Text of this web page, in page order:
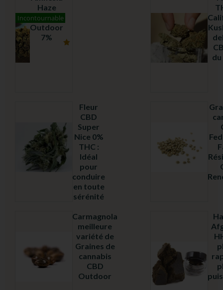
Incontournable
Haze
CBD
Outdoor
7%
du
Fleur
CBD
Super
Nice 0%
THC :
Idéal
pour
conduire
en toute
sérénité
Carmagnola
meilleure
variété de
Graines de
cannabis
CBD
Outdoor